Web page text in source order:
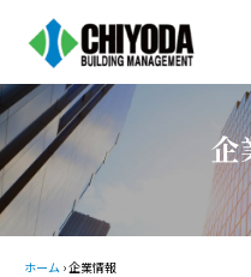
ホーム
ビルオーナー様へ
企業情報
事業内容
管理物件紹介
採用情報
企
ホーム ›企業情報